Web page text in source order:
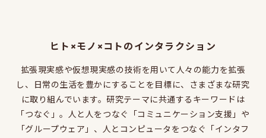
電気系事務室
関連組織のリンク
お問い合わせ・アクセス
お問い合わせ
ヒト×モノ×コトのインタラクション
拡張現実感や仮想現実感の技術を用いて人々の能力を拡張
し、日常の生活を豊かにすることを目標に、さまざまな研究
に取り組んでいます。研究テーマに共通するキーワードは
「つなぐ」。人と人をつなぐ「コミュニケーション支援」や
「グループウェア」、人とコンピュータをつなぐ「インタフ